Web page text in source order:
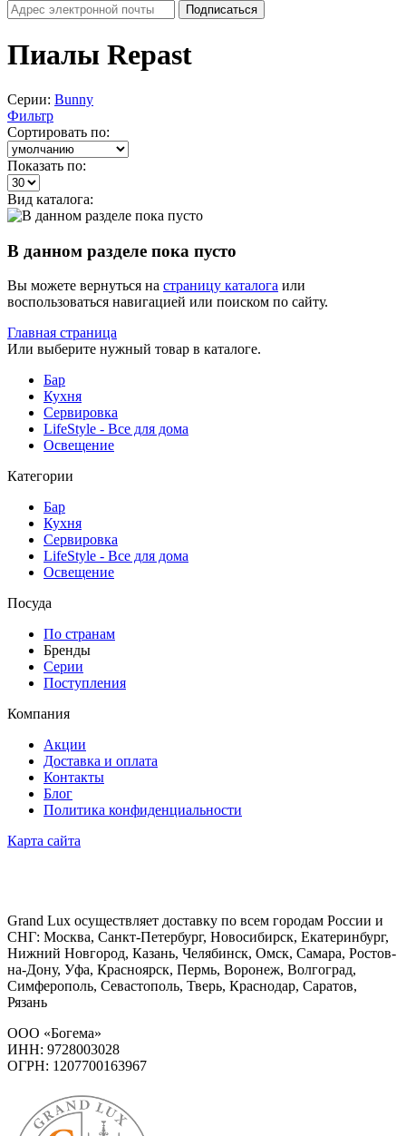
Пиалы Repast
Серии: Bunny
Фильтр
Сортировать по:
Показать по:
Вид каталога:
В данном разделе пока пусто
Вы можете вернуться на страницу каталога или
воспользоваться навигацией или поиском по сайту.
Главная страница
Или выберите нужный товар в каталоге.
Бар
Кухня
Сервировка
LifeStyle - Все для дома
Освещение
Категории
Бар
Кухня
Сервировка
LifeStyle - Все для дома
Освещение
Посуда
По странам
Бренды
Серии
Поступления
Компания
Акции
Доставка и оплата
Контакты
Блог
Политика конфиденциальности
Карта сайта
Grand Lux осуществляет доставку по всем городам России и
СНГ: Москва, Санкт-Петербург, Новосибирск, Екатеринбург,
Нижний Новгород, Казань, Челябинск, Омск, Самара, Ростов-
на-Дону, Уфа, Красноярск, Пермь, Воронеж, Волгоград,
Симферополь, Севастополь, Тверь, Краснодар, Саратов,
Рязань
ООО «Богема»
ИНН: 9728003028
ОГРН: 1207700163967